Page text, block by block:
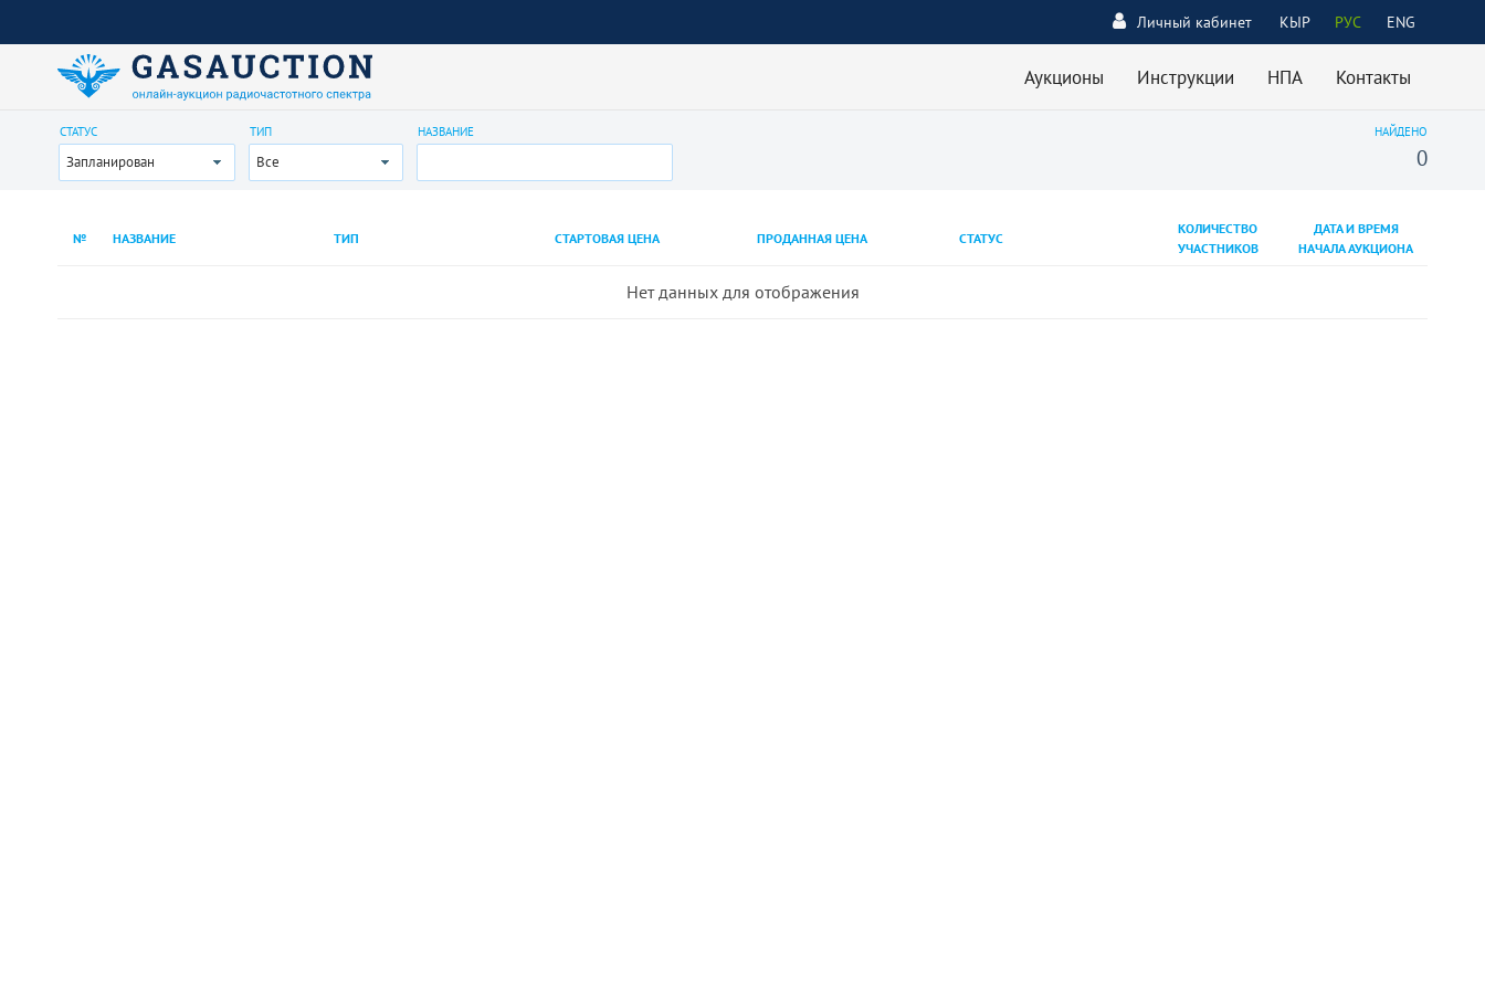
КЫР РУС ENG
Личный кабинет
Аукционы Инструкции НПА Контакты
СТАТУС
Запланирован
ТИП
Все
НАЗВАНИЕ НАЙДЕНО
0
№ НАЗВАНИЕ ТИП СТАРТОВАЯ ЦЕНА ПРОДАННАЯ ЦЕНА СТАТУС
КОЛИЧЕСТВО
УЧАСТНИКОВ
ДАТА И ВРЕМЯ
НАЧАЛА АУКЦИОНА
Нет данных для отображения